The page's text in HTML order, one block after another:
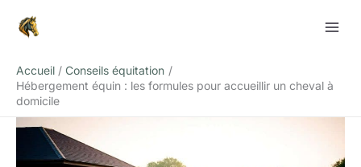
Accueil
Conseils équitation
Hébergement équin : les formules pour accueillir un cheval à
domicile